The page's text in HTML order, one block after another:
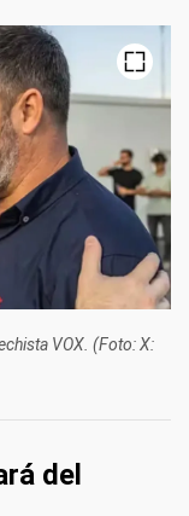
VOX. (Foto: X:
del